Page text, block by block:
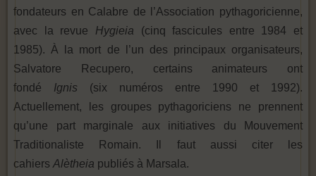
fondateurs en Calabre de l’Association pythagoricienne,
avec la revue Hygieia (cinq fascicules entre 1984 et
1985). À la mort de l’un des principaux organisateurs,
Salvatore Recupero, certains animateurs ont
fondé Ignis (six numéros entre 1990 et 1992).
Actuellement, les groupes pythagoriciens ne prennent
qu’une part marginale aux initiatives du Mouvement
Traditionaliste Romain. Il faut aussi citer les
cahiersAlètheia publiés à Marsala.